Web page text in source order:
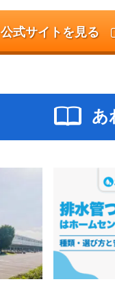
公式サイトを見る
あ